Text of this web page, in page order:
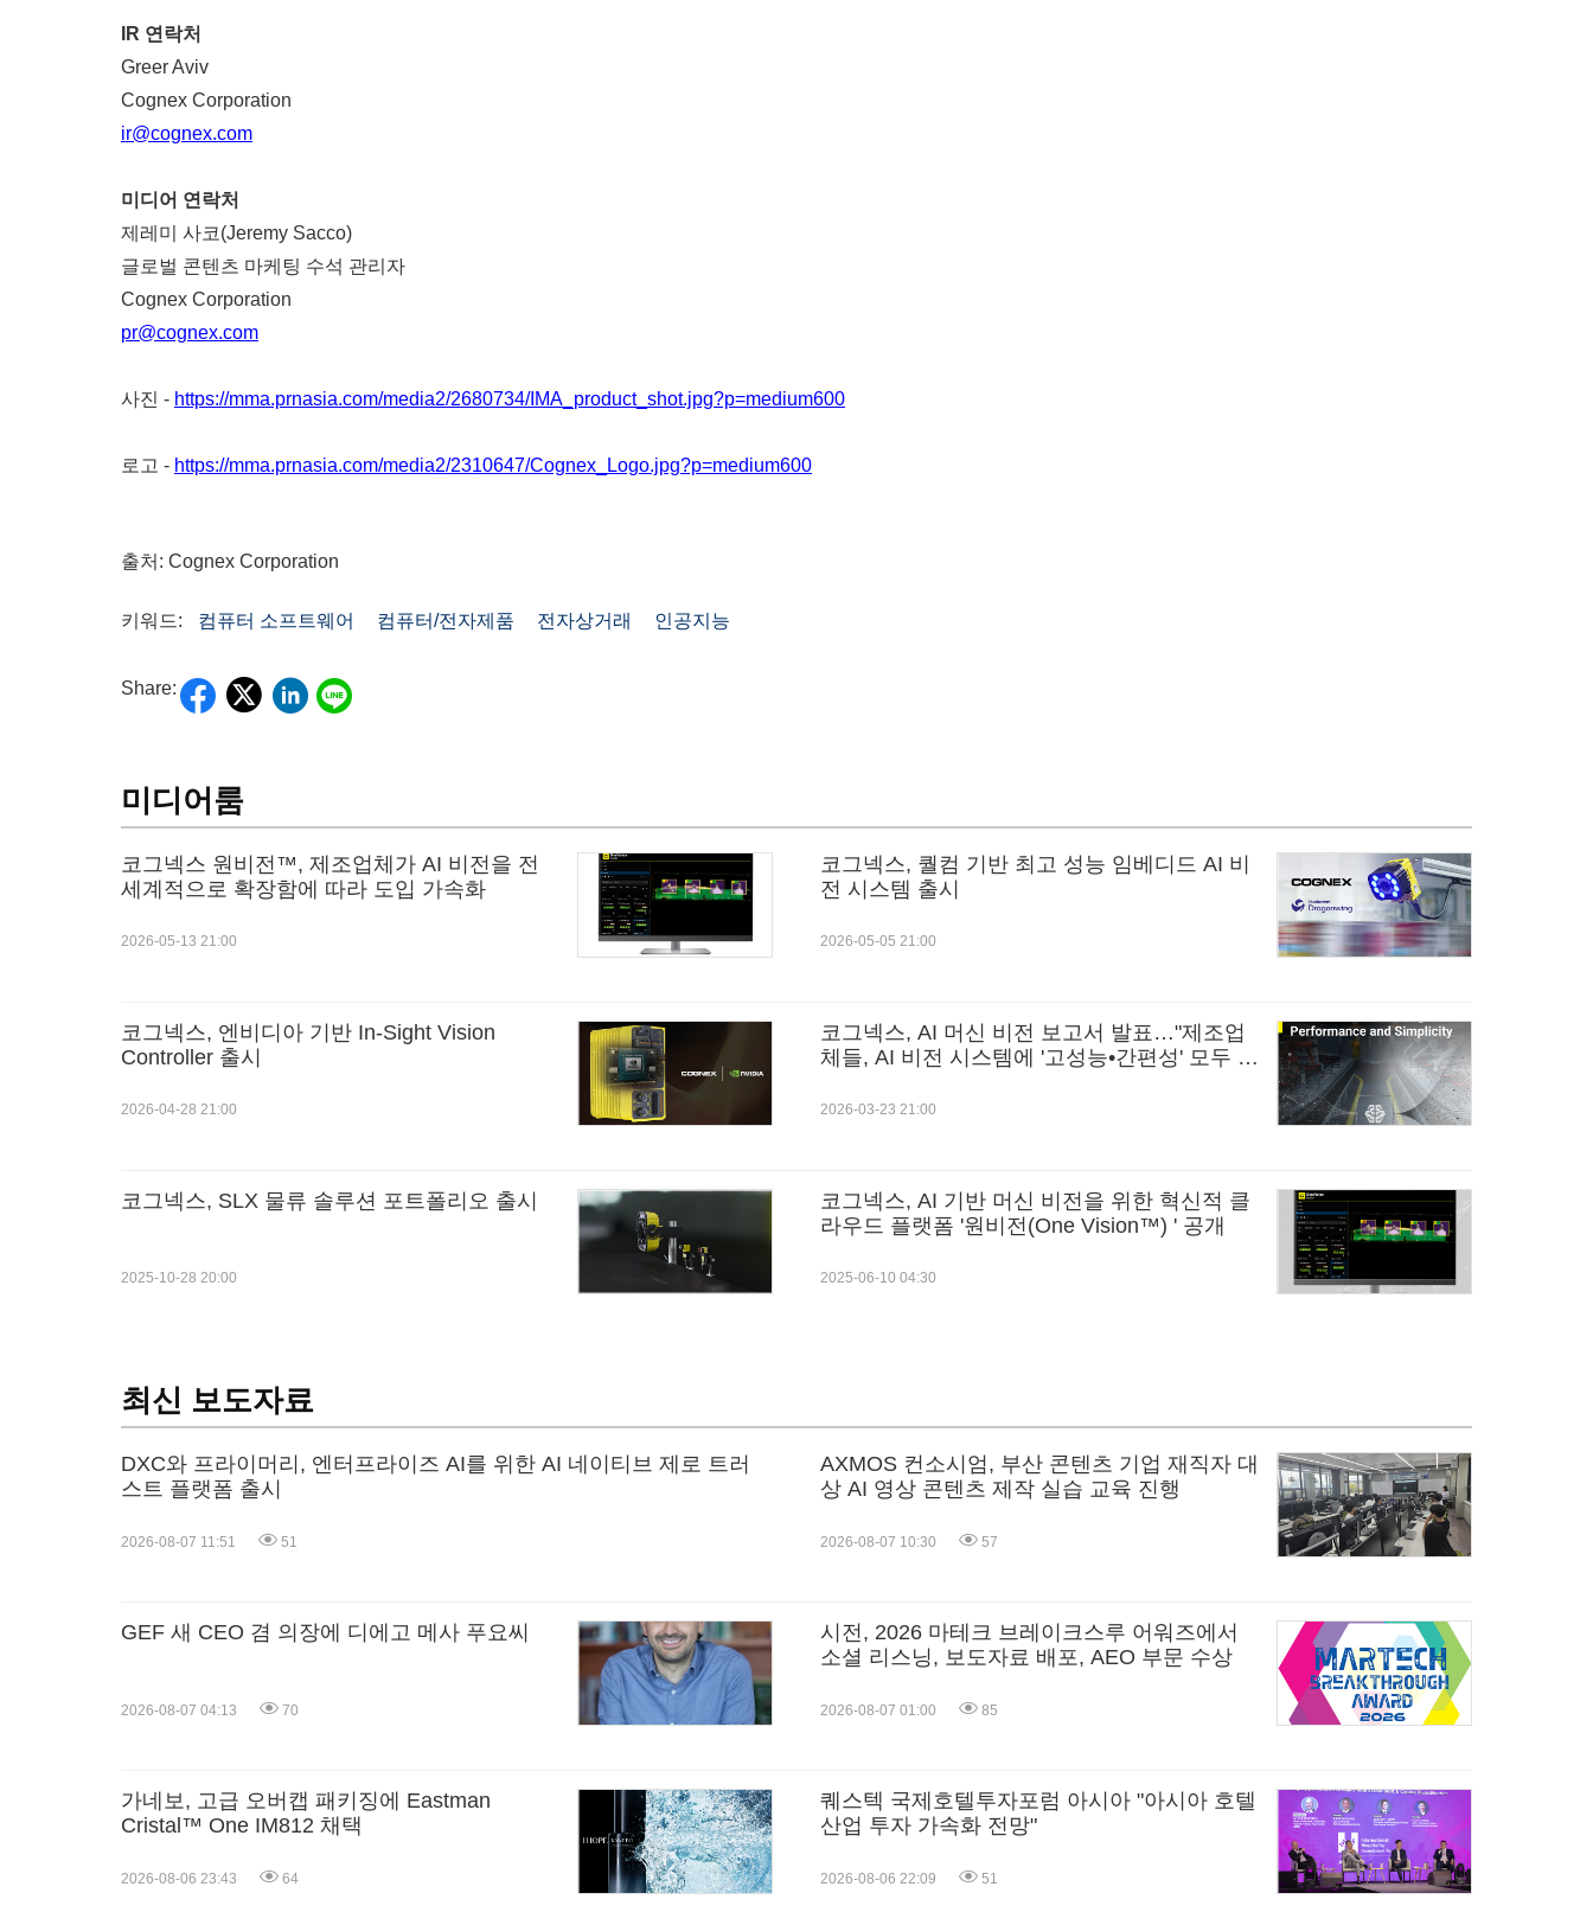
IR 연락처
Greer Aviv
Cognex Corporation
ir@cognex.com
미디어 연락처
제레미 사코(Jeremy Sacco)
글로벌 콘텐츠 마케팅 수석 관리자
Cognex Corporation
pr@cognex.com
사진 - https://mma.prnasia.com/media2/2680734/IMA_product_shot.jpg?p=medium600
로고 - https://mma.prnasia.com/media2/2310647/Cognex_Logo.jpg?p=medium600
출처: Cognex Corporation
키워드: 컴퓨터 소프트웨어 컴퓨터/전자제품 전자상거래 인공지능
Share:
미디어룸
코그넥스 원비전™, 제조업체가 AI 비전을 전
세계적으로 확장함에 따라 도입 가속화
2026-05-13 21:00
코그넥스, 퀄컴 기반 최고 성능 임베디드 AI 비
전 시스템 출시
2026-05-05 21:00
코그넥스, 엔비디아 기반 In-Sight Vision
Controller 출시
2026-04-28 21:00
코그넥스, AI 머신 비전 보고서 발표…"제조업
체들, AI 비전 시스템에 '고성능•간편성' 모두 요
2026-03-23 21:00
코그넥스, SLX 물류 솔루션 포트폴리오 출시
2025-10-28 20:00
코그넥스, AI 기반 머신 비전을 위한 혁신적 클
라우드 플랫폼 '원비전(One Vision™) ' 공개
2025-06-10 04:30
최신 보도자료
DXC와 프라이머리, 엔터프라이즈 AI를 위한 AI 네이티브 제로 트러
스트 플랫폼 출시
2026-08-07 11:51 51
AXMOS 컨소시엄, 부산 콘텐츠 기업 재직자 대
상 AI 영상 콘텐츠 제작 실습 교육 진행
2026-08-07 10:30 57
GEF 새 CEO 겸 의장에 디에고 메사 푸요씨
2026-08-07 04:13 70
시전, 2026 마테크 브레이크스루 어워즈에서
소셜 리스닝, 보도자료 배포, AEO 부문 수상
2026-08-07 01:00 85
가네보, 고급 오버캡 패키징에 Eastman
Cristal™ One IM812 채택
2026-08-06 23:43 64
퀘스텍 국제호텔투자포럼 아시아 "아시아 호텔
산업 투자 가속화 전망"
2026-08-06 22:09 51